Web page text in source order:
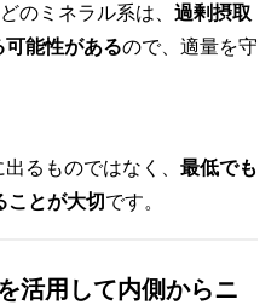
のミネラル系は、 過剰摂取
能性があるので、適量を守
るものではなく、 最低でも
ことが大切です。
活用して内側からニ